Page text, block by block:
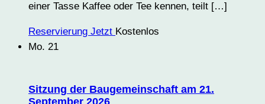
einer Tasse Kaffee oder Tee kennen, teilt […]
Reservierung Jetzt Kostenlos
Mo. 21
Sitzung der Baugemeinschaft am 21.